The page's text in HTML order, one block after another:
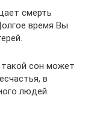
смерть
время Вы
сон может
в
людей.